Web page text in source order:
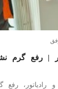
| رفع گرم
رفع